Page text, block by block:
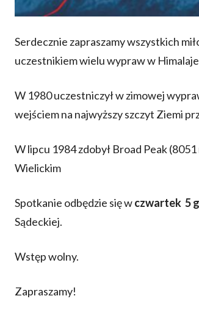
Serdecznie zapraszamy wszystkich
uczestnikiem wielu wypraw w
W 1980 uczestniczył w zimowej
wejściem na najwyższy szczyt Ziemi
W lipcu 1984 zdobył Broad Peak
Wielickim
Spotkanie odbędzie się wczwartek 5
Sądeckiej.
Wstęp wolny.
Zapraszamy!